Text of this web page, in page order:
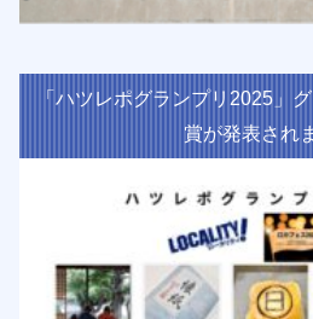
「ハツレポグランプリ2025」
賞が発表され